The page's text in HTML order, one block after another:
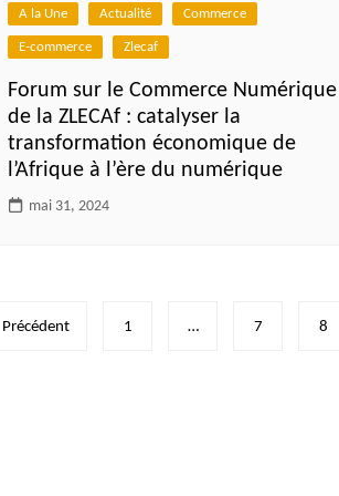
A la Une Actualité Commerce
E-commerce Zlecaf
Forum sur le Commerce Numérique
de la ZLECAf : catalyser la
transformation économique de
l’Afrique à l’ère du numérique
mai 31, 2024
Pagination
Précédent 1 … 7 8